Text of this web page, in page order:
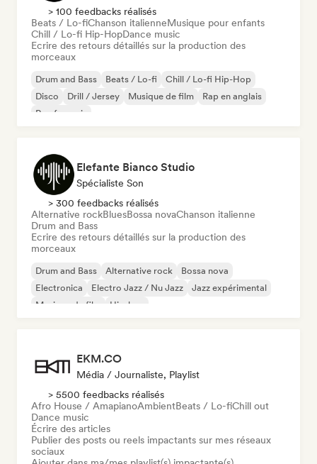
> 100 feedbacks réalisés
Beats / Lo-fiChanson italienneMusique pour enfants
Chill / Lo-fi Hip-HopDance music
Ecrire des retours détaillés sur la production des
morceaux
Drum and Bass Beats / Lo-fi
Chill / Lo-fi Hip-Hop
Disco
Drill / Jersey Musique de film
Rap en anglais
Rap francais
Elefante Bianco Studio
Spécialiste Son
> 300 feedbacks réalisés
Alternative rockBluesBossa novaChanson italienne
Drum and Bass
Ecrire des retours détaillés sur la production des
morceaux
Drum and Bass Alternative rock
Bossa nova
Electronica
Electro Jazz / Nu Jazz
Jazz expérimental
Musique de film
Hip-hop
EKM.CO
Média / Journaliste, Playlist
> 5500 feedbacks réalisés
Afro House / AmapianoAmbientBeats / Lo-fiChill out
Dance music
Écrire des articles
Publier des posts ou reels impactants sur mes réseaux
sociaux